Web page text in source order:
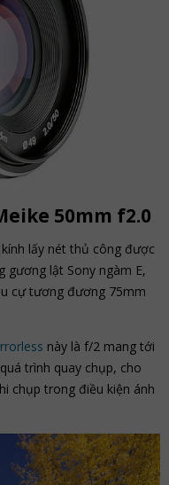
50mm f2.0
lấy nét thủ công được
gương lật Sony ngàm E,
cự tương đương 75mm
này là f/2 mang tới
trình quay chụp, cho
chụp trong điều kiện ánh